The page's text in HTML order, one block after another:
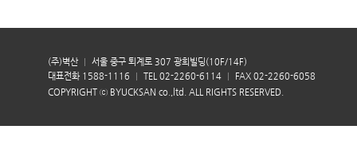
(주)벽산
서울 중구 퇴계로 307 광희빌딩(10F/14F)
대표전화 1588-1116
TEL 02-2260-6114
FAX 02-2260-6058
COPYRIGHT ⓒ BYUCKSAN co.,ltd. ALL RIGHTS RESERVED.